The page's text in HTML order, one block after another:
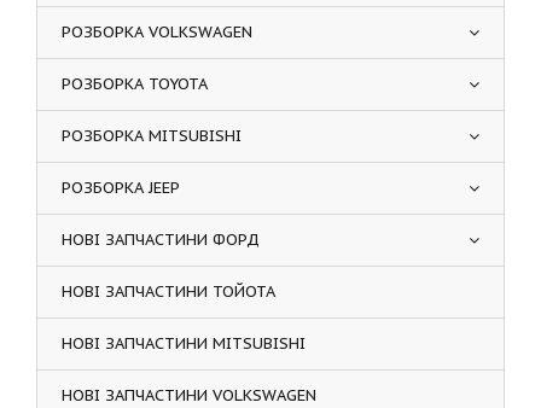
РОЗБОРКА VOLKSWAGEN
РОЗБОРКА TOYOTA
РОЗБОРКА MITSUBISHI
РОЗБОРКА JEEP
НОВІ ЗАПЧАСТИНИ ФОРД
НОВІ ЗАПЧАСТИНИ ТОЙОТА
НОВІ ЗАПЧАСТИНИ MITSUBISHI
НОВІ ЗАПЧАСТИНИ VOLKSWAGEN